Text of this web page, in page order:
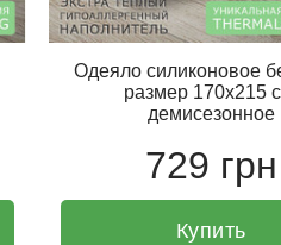
Одеяло силиконовое
размер 170х215
демисезонное
729 грн
Купить